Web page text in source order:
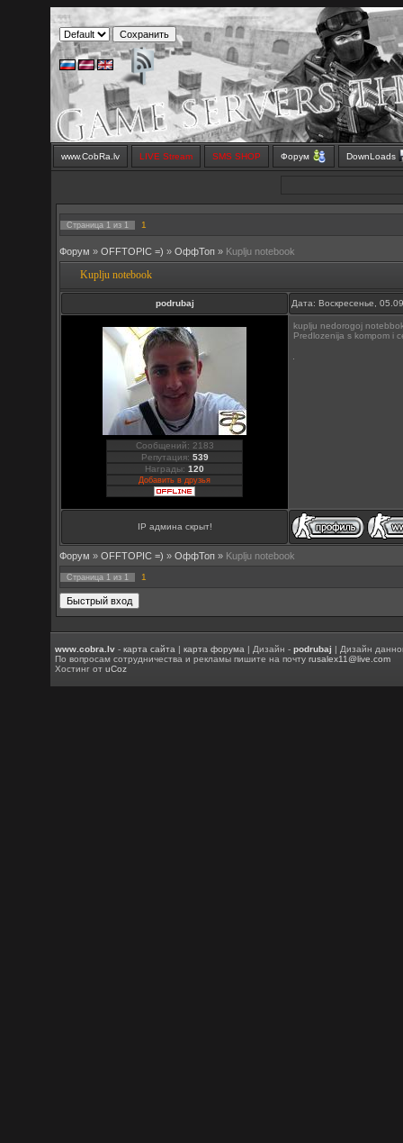
www.CobRa.lv LIVE Stream SMS SHOP Форум DownLoads
Страница 1 из 1 1
Форум » OFFTOPIC =) » OффТоп » Kuplju notebook
Kuplju notebook
podrubaj Дата: Воскресенье,
Сообщений: 2183
Репутация: 539
Награды:120
Добавить в друзья
kuplju nedorogoj
Predlozenija s kompom i
IP админа скрыт!
Форум » OFFTOPIC =) » OффТоп » Kuplju notebook
Страница 1 из 1 1
www.cobra.lv -карта сайта |карта форума | Дизайн -podrubaj | Дизайн
По вопросам сотрудничества и рекламы пишите на почтуrusalex11@live.com
Хостинг отuCoz